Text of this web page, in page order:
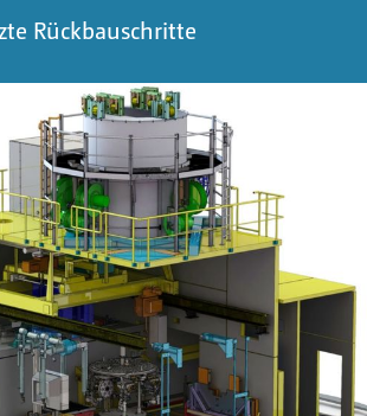
Rückbauschritte